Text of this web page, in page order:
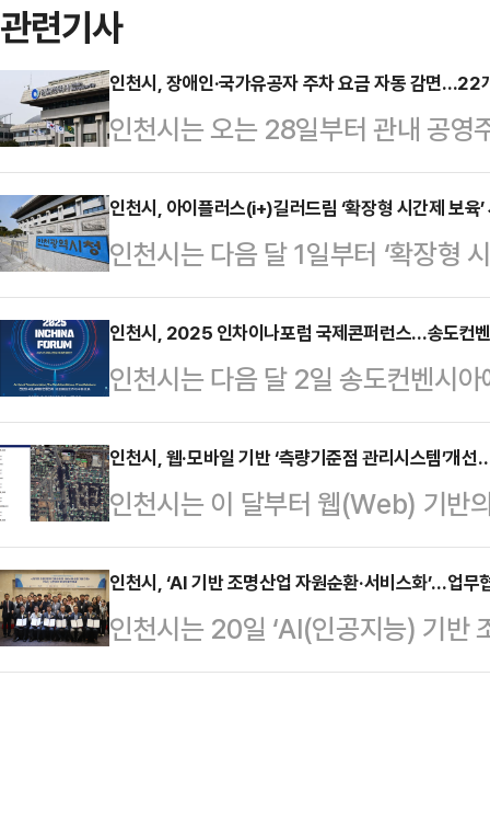
관련기사
인천시, 장애인·국가유공자 주차 요금 자동 감면…22
인천시는 오는 28일부터 관내 공영
요금 자동 감면 서비스를 운영한다
시설공단에 위탁해 운영하는 공영
장애인과 국가유공자가 요금 감면
그러나 앞으로는 경차·저공해 차량
을 통해 출차 시 즉시 감면 요금이
가정 자동 감면 서비스도 시행할 예
서류 확인이나 감면 호…
인천시, 아이플러스(i+)길러드림 ‘확장형 시간제 보육
인천시는 다음 달 1일부터 ‘확장형
일 밝혔다.이 사업은 ‘아이플러스
과제로, 기존 교육부 시간제 보육
한 인천형 보육 정책이다.특히 긴급
가정이라면 누구나 이용할 수 있다
월부터 만 6세(7세 미취학 아동 포
7시 30분부터 오후 9시까지, 주말
인천시, 2025 인차이나포럼 국제콘퍼런스…송도컨
인천시는 다음 달 2일 송도컨벤시
‘2025 인차이나포럼 국제콘퍼런
스는‘전환의 시대, 세계와 한·중관
한·중관계의 발전 방안을 다각도로
의소, 인천문화재단, 인천관광공사,
술원, 현대중국학회 등 관련 기관
출범한 인차이나포럼은 인천의 교
한국 최대의 중화권 교류협…
인천시, 웹·모바일 기반 ‘측량기준점 관리시스템’개
인천시는 이 달부터 웹(Web) 기반
기반의 ‘현장조사시스템’을 개선,
로와 인도 등에 설치한 측량의 기준
무 효율을 높이는 데 중요한 역할을
기준점이 훼손되거나 사라지는 경
인천시, ‘AI 기반 조명산업 자원순환·서비스화’…업무
인천시는 20일 ‘AI(인공지능) 기반
기반을 구축하는 업무협약을 체결